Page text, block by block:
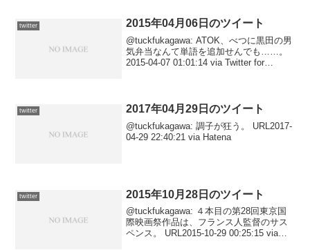
族』ってフェ...
twitter 2015年04月06日のツイート
@tuckfukagawa: ATOK、べつに黒田の男
気弁当なんて単語を追加せんでも……。
2015-04-07 01:01:14 via Twitter for
twitter 2017年04月29日のツイート
@tuckfukagawa: 調子が狂う。 URL2017-
04-29 22:40:21 via Hatena
twitter 2015年10月28日のツイート
@tuckfukagawa: ４本目の第28回東京国
際映画祭作品は、フランス人監督のサス
ペンス。 URL2015-10-29 00:25:15 via